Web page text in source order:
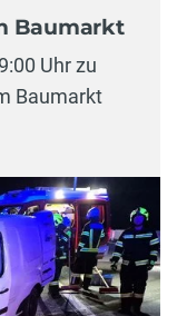
Baumarkt
Uhr zu
Baumarkt